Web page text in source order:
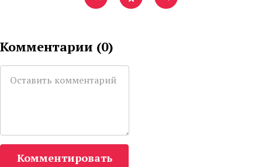
Комментарии (0)
Комментировать